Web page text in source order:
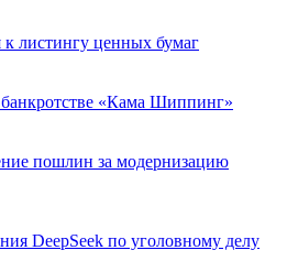
листингу ценных бумаг
«Кама Шиппинг»
пошлин за модернизацию
DeepSeek по уголовному делу